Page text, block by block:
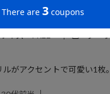
イズ：FREE
がアクセントで可愛い1枚。